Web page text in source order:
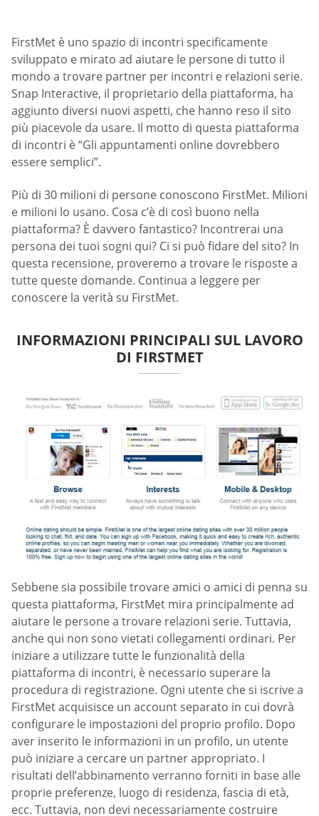
FirstMet è uno spazio di incontri specificamente
sviluppato e mirato ad aiutare le persone di tutto il
mondo a trovare partner per incontri e relazioni serie.
Snap Interactive, il proprietario della piattaforma, ha
aggiunto diversi nuovi aspetti, che hanno reso il sito
più piacevole da usare. Il motto di questa piattaforma
di incontri è “Gli appuntamenti online dovrebbero
essere semplici”.
Più di 30 milioni di persone conoscono FirstMet. Milioni
e milioni lo usano. Cosa c’è di così buono nella
piattaforma? È davvero fantastico? Incontrerai una
persona dei tuoi sogni qui? Ci si può fidare del sito? In
questa recensione, proveremo a trovare le risposte a
tutte queste domande. Continua a leggere per
conoscere la verità su FirstMet.
INFORMAZIONI PRINCIPALI SUL LAVORO
DI FIRSTMET
Sebbene sia possibile trovare amici o amici di penna su
questa piattaforma, FirstMet mira principalmente ad
aiutare le persone a trovare relazioni serie. Tuttavia,
anche qui non sono vietati collegamenti ordinari. Per
iniziare a utilizzare tutte le funzionalità della
piattaforma di incontri, è necessario superare la
procedura di registrazione. Ogni utente che si iscrive a
FirstMet acquisisce un account separato in cui dovrà
configurare le impostazioni del proprio profilo. Dopo
aver inserito le informazioni in un profilo, un utente
può iniziare a cercare un partner appropriato. I
risultati dell’abbinamento verranno forniti in base alle
proprie preferenze, luogo di residenza, fascia di età,
ecc. Tuttavia, non devi necessariamente costruire